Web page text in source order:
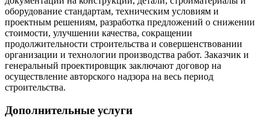
оборудование стандартам, техническим условиям и
проектным решениям, разработка предложений о снижении
стоимости, улучшении качества, сокращении
продолжительности строительства и совершенствовании
организации и технологии производства работ. Заказчик и
генеральный проектировщик заключают договор на
осуществление авторского надзора на весь период
строительства.
Дополнительные услуги